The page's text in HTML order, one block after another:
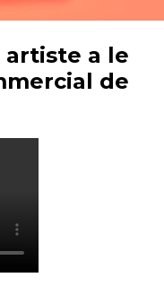
artiste a le
de